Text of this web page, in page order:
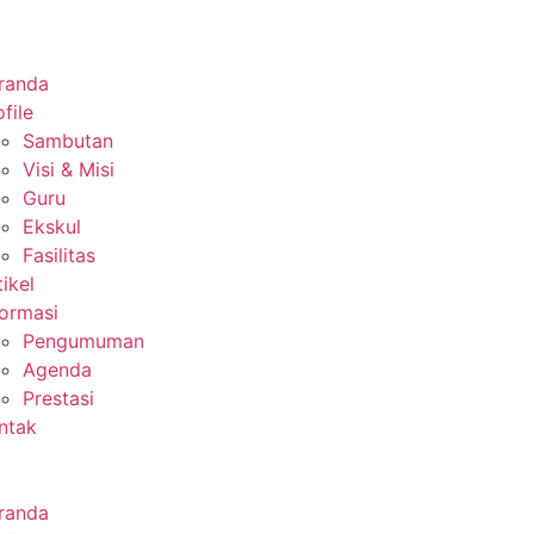
Sambutan
Visi & Misi
Guru
Ekskul
Fasilitas
Pengumuman
Agenda
Prestasi